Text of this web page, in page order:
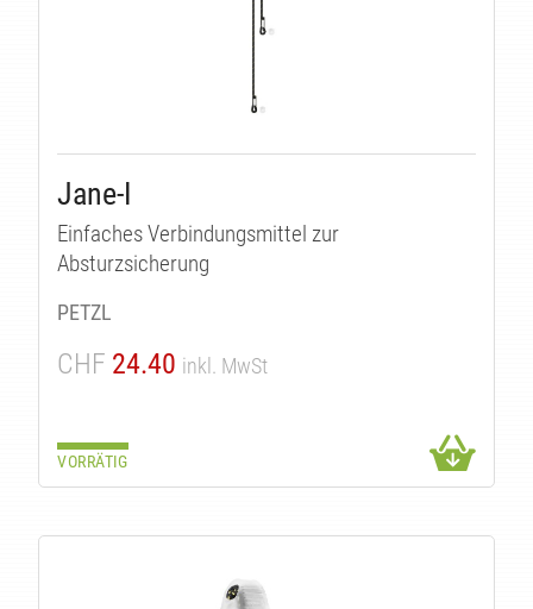
Jane-I
Einfaches Verbindungsmittel zur
Absturzsicherung
PETZL
CHF 24.40 inkl. MwSt
VORRÄTIG